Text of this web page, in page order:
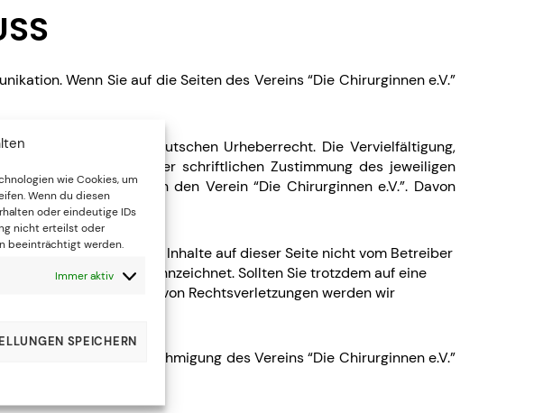
wie Cookies, um
Wenn du diesen
oder eindeutige IDs
nicht erteilst oder
beeinträchtigt werden.
Immer aktiv
SPEICHERN
Wenn Sie auf die Seiten des Vereins “Die Chirurginnen e.V.”
unterliegen dem deutschen Urheberrecht. Die Vervielfältigung,
bedürfen der schriftlichen Zustimmung des jeweiligen
Zustimmung durch den Verein “Die Chirurginnen e.V.”. Davon
gestattet. Soweit die Inhalte auf dieser Seite nicht vom Betreiber
als solche gekennzeichnet. Sollten Sie trotzdem auf eine
Bei Bekanntwerden von Rechtsverletzungen werden wir
schriftliche Genehmigung des Vereins “Die Chirurginnen e.V.”
und Abbildungen.